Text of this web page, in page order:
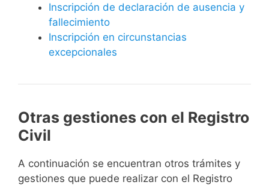
Inscripción de declaración de ausencia y
fallecimiento
Inscripción en circunstancias
excepcionales
Otras gestiones con el Registro
Civil
A continuación se encuentran otros trámites y
gestiones que puede realizar con el Registro